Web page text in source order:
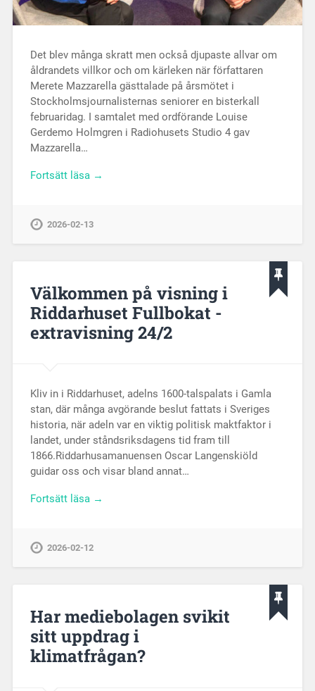
Det blev många skratt men också djupaste allvar om
åldrandets villkor och om kärleken när författaren
Merete Mazzarella gästtalade på årsmötet i
Stockholmsjournalisternas seniorer en bisterkall
februaridag. I samtalet med ordförande Louise
Gerdemo Holmgren i Radiohusets Studio 4 gav
Mazzarella…
Fortsätt läsa →
2026-02-13
Välkommen på visning i
Riddarhuset Fullbokat -
extravisning 24/2
Kliv in i Riddarhuset, adelns 1600-talspalats i Gamla
stan, där många avgörande beslut fattats i Sveriges
historia, när adeln var en viktig politisk maktfaktor i
landet, under ståndsriksdagens tid fram till
1866.Riddarhusamanuensen Oscar Langenskiöld
guidar oss och visar bland annat…
Fortsätt läsa →
2026-02-12
Har mediebolagen svikit
sitt uppdrag i
klimatfrågan?